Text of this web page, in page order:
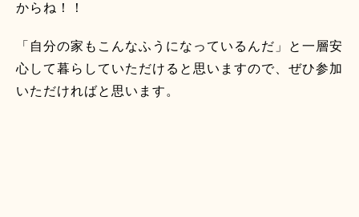
からね！！
「自分の家もこんなふうになっているんだ」と一層安
心して暮らしていただけると思いますので、ぜひ参加
いただければと思います。